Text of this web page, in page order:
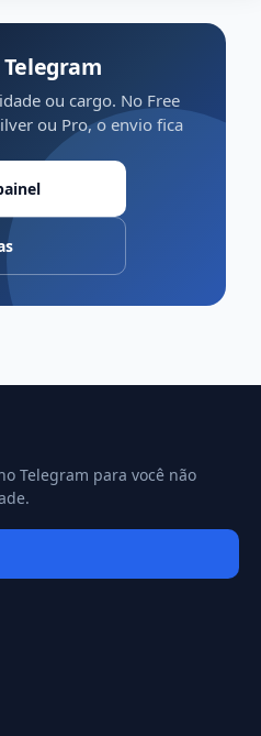
ou cargo. No Free
ou Pro, o envio fica
Telegram para você não